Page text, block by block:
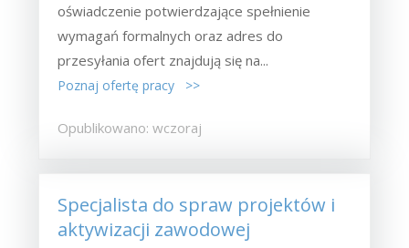
oświadczenie potwierdzające spełnienie
wymagań formalnych oraz adres do
przesyłania ofert znajdują się na...
Poznaj ofertę pracy >>
Opublikowano: wczoraj
Specjalista do spraw projektów i
aktywizacji zawodowej